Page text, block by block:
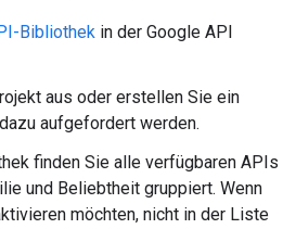
Bibliothek in der Google API
aus oder erstellen Sie ein
aufgefordert werden.
finden Sie alle verfügbaren APIs
und Beliebtheit gruppiert. Wenn
möchten, nicht in der Liste